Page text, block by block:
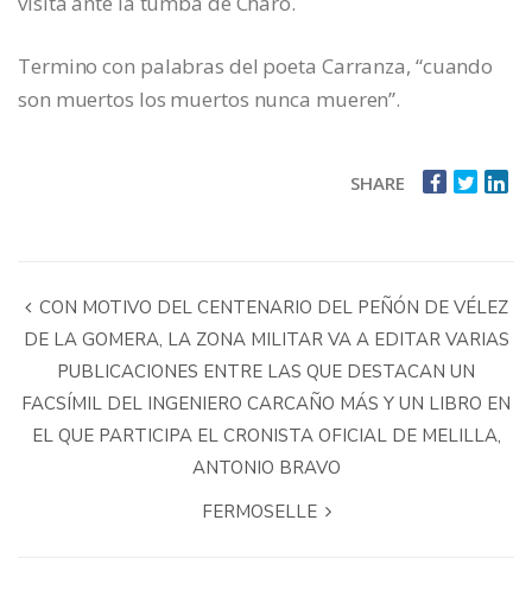
Termino con palabras del poeta Carranza, “cuando
son muertos los muertos nunca mueren”.
SHARE
CON MOTIVO DEL CENTENARIO DEL PEÑÓN DE VÉLEZ
DE LA GOMERA, LA ZONA MILITAR VA A EDITAR VARIAS
PUBLICACIONES ENTRE LAS QUE DESTACAN UN
FACSÍMIL DEL INGENIERO CARCAÑO MÁS Y UN LIBRO EN
EL QUE PARTICIPA EL CRONISTA OFICIAL DE MELILLA,
ANTONIO BRAVO
FERMOSELLE